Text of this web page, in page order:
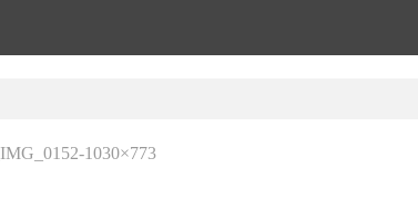
IMG_0152-1030×773